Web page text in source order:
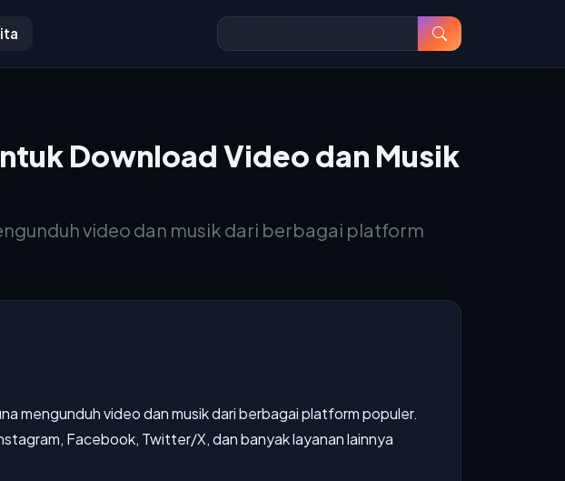
Download Video dan Musik
video dan musik dari berbagai platform
mengunduh video dan musik dari berbagai platform populer.
Facebook, Twitter/X, dan banyak layanan lainnya